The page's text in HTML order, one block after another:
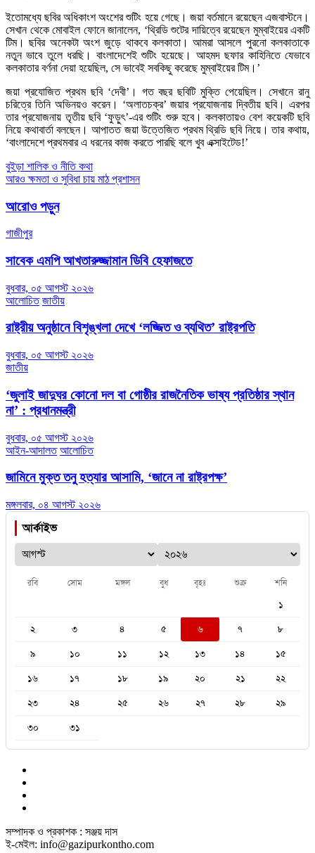
ইতোমধ্যে ছবির অধিকাংশ অংশের শুটিং হয়ে গেছে। জয়া বর্তমানে রয়েছেন এজবাস্টনে।
সেখান থেকে মোবাইল ফোনে জানালেন, ‘থ্রিডি শুটের দায়িত্বে রয়েছেন মুম্বাইয়ের একটি
টিম। ছবির অনেকটা অংশ জুড়ে থাকবে কলকাতা। আমরা আসলে পুরনো কলকাতাকে
নতুন ভাবে তুলে ধরছি। বাংলাদেশেই শুটিং হয়েছে। আহমদ ছফার কাহিনিতে যেভাবে
কলকাতার বর্ণনা দেয়া হয়েছিল, সে ভাবেই সবকিছু করেছে মুম্বাইয়ের টিম।’
জয়া প্রযোজিত প্রথম ছবি ‘দেবী’। গত বছর ছবিটি মুক্তি পেয়েছিল। সেখানে রানু
চরিত্রে তিনি অভিনয়ও করেন। ‘অলাতচক্র’ জয়ার প্রযোজনায় দ্বিতীয় ছবি। এরপর
তার প্রযোজনায় তৃতীয় ছবি ‘ফুড়ুৎ’-এর শুটিং শুরু হবে। কলকাতায়ও বেশ কয়েকটি ছবি
নিয়ে কথাবার্তা বলছেন। আপাতত জয়া উত্তেজিত প্রথম থ্রিডি ছবি নিয়ে। তার কথায়,
‘বাংলাদেশে প্রথমবার এ ধরনের কাজ করতে পারছি বলে খুব এক্সাইটেড!’
Post
navigation
বুইড়া শালিক ও নীতি কথা
আরও ক্ষমতা ও সুবিধা চায় মাঠ প্রশাসন
আরোও পড়ুন
গাজীপুর
সাবেক এমপি আখতারুজ্জামান ডিবি হেফাজতে
বুধবার, ০৫ আগস্ট ২০২৬
আলোচিত জাতীয়
রাষ্ট্রীয় অনুষ্ঠানে বিশৃঙ্খলা দেখে ‘লজ্জিত ও ব্যথিত’ রাষ্ট্রপতি
বুধবার, ০৫ আগস্ট ২০২৬
জাতীয়
‘জুলাই জাদুঘর কোনো দল বা গোষ্ঠীর রাজনৈতিক ভাষ্য প্রতিষ্ঠার স্থান
না’ : প্রধানমন্ত্রী
বুধবার, ০৫ আগস্ট ২০২৬
আইন-আদালত আলোচিত
জামিনে মুক্ত তনু হত্যার আসামি, ‘জানে না রাষ্ট্রপক্ষ’
মঙ্গলবার, ০৪ আগস্ট ২০২৬
আর্কাইভ
রবি সোম মঙ্গল বুধ বৃহঃ শুক্র শনি
১
২
৩ ৪ ৫ ৬ ৭
৮
৯
১০ ১১ ১২ ১৩ ১৪
১৫
১৬
১৭ ১৮ ১৯ ২০ ২১
২২
২৩
২৪ ২৫ ২৬ ২৭ ২৮
২৯
৩০
৩১
সম্পাদক ও প্রকাশক : সঞ্জয় দাস
ই-মেইল: info@gazipurkontho.com